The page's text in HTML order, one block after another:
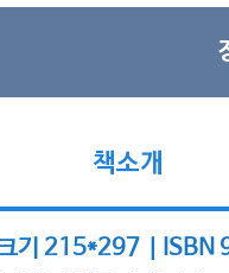
책소개
기 215*297 |